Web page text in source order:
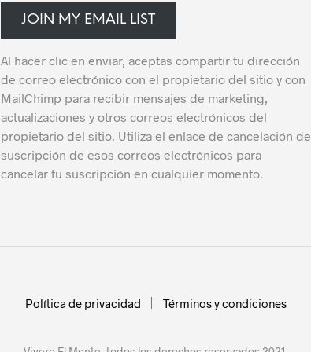
JOIN MY EMAIL LIST
Al hacer clic en enviar, aceptas compartir tu dirección
de correo electrónico con el propietario del sitio y con
MailChimp para recibir mensajes de marketing,
actualizaciones y otros correos electrónicos del
propietario del sitio. Utiliza el enlace de cancelación de
suscripción de esos correos electrónicos para
cancelar tu suscripción en cualquier momento.
Política de privacidad Términos y condiciones